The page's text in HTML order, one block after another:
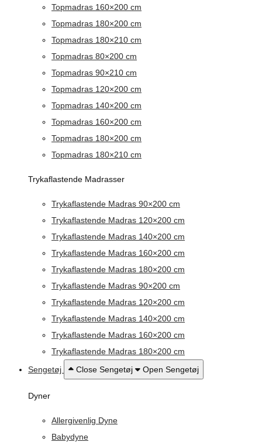
Topmadras 160×200 cm
Topmadras 180×200 cm
Topmadras 180×210 cm
Topmadras 80×200 cm
Topmadras 90×210 cm
Topmadras 120×200 cm
Topmadras 140×200 cm
Topmadras 160×200 cm
Topmadras 180×200 cm
Topmadras 180×210 cm
Trykaflastende Madrasser
Trykaflastende Madras 90×200 cm
Trykaflastende Madras 120×200 cm
Trykaflastende Madras 140×200 cm
Trykaflastende Madras 160×200 cm
Trykaflastende Madras 180×200 cm
Trykaflastende Madras 90×200 cm
Trykaflastende Madras 120×200 cm
Trykaflastende Madras 140×200 cm
Trykaflastende Madras 160×200 cm
Trykaflastende Madras 180×200 cm
Sengetøj
Close Sengetøj Open Sengetøj
Dyner
Allergivenlig Dyne
Babydyne